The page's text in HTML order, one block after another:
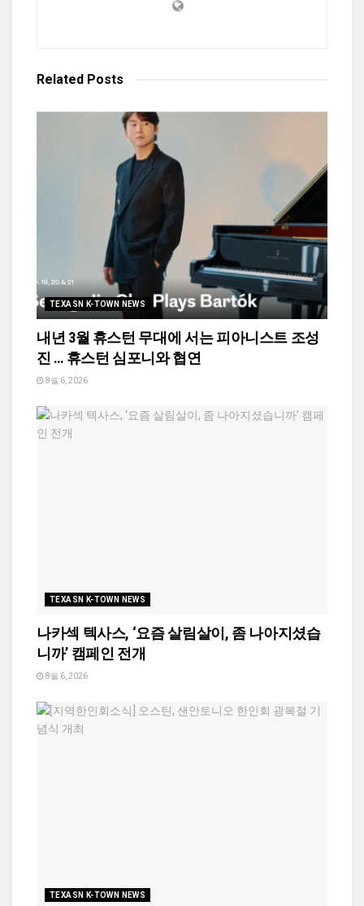
Related Posts
TEXASN K-TOWN NEWS
내년 3월 휴스턴 무대에 서는 피아니스트 조성
진 … 휴스턴 심포니와 협연
8월 6, 2026
TEXASN K-TOWN NEWS
나카섹 텍사스, ‘요즘 살림살이, 좀 나아지셨습
니까’ 캠페인 전개
8월 6, 2026
TEXASN K-TOWN NEWS